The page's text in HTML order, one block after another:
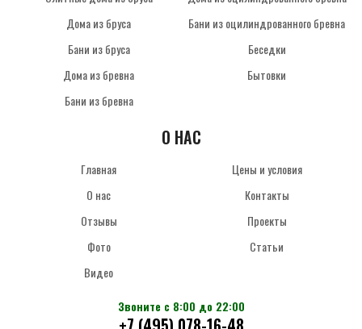
Дома из бруса
Бани из бруса
Дома из бревна
Бани из бревна
Бани из оцилиндрованного бревна
Беседки
Бытовки
О НАС
Главная
О нас
Отзывы
Фото
Видео
Цены и условия
Контакты
Проекты
Статьи
Звоните с 8:00 до 22:00